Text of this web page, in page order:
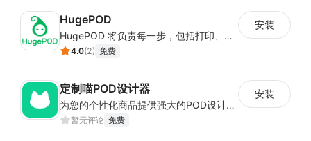
HugePOD
HugePOD 将负责每一步，包括打印、包装和以您的品牌将产品运送给您的客户。您将免于生产、存储或前期成本。使用 HugePOD，您可以专注于您的业务发展，只需点击几下即可创建有吸引力的产品并在您的商店中出售它们。更重要的是，您可以零风险开始您的一件代发业务——您只需在客户向您下订单时支付 HugePOD！
4.0(2) 免费
安装
定制喵POD设计器
为您的个性化商品提供强大的POD设计器和在线定制功能
暂无评论 免费
安装